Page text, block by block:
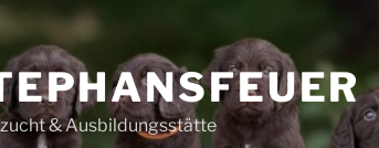
& Ausbildungsstätte